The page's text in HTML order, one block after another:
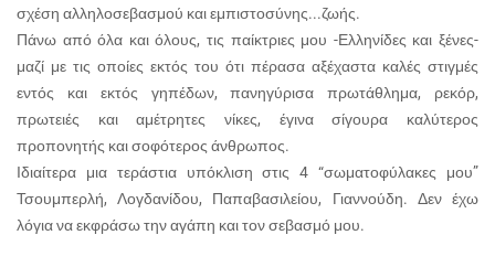
σχέση αλληλοσεβασμού και εμπιστοσύνης...ζωής.
Πάνω από όλα και όλους, τις παίκτριες μου -Ελληνίδες και ξένες-
μαζί με τις οποίες εκτός του ότι πέρασα αξέχαστα καλές στιγμές
εντός και εκτός γηπέδων, πανηγύρισα πρωτάθλημα, ρεκόρ,
πρωτειές και αμέτρητες νίκες, έγινα σίγουρα καλύτερος
προπονητής και σοφότερος άνθρωπος.
Ιδιαίτερα μια τεράστια υπόκλιση στις 4 “σωματοφύλακες μου”
Τσουμπερλή, Λογδανίδου, Παπαβασιλείου, Γιαννούδη. Δεν έχω
λόγια να εκφράσω την αγάπη και τον σεβασμό μου.